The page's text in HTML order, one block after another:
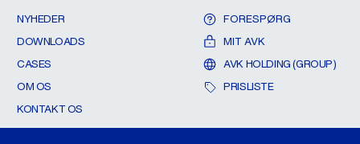
NYHEDER
DOWNLOADS
CASES
OM OS
KONTAKT OS
FORESPØRG
MIT AVK
AVK HOLDING (GROUP)
PRISLISTE